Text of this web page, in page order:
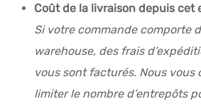
Coût de la livraison depuis cet
Si votre commande comporte
warehouse, des frais
vous sont facturés. Nous vous
limiter le nombre d’entrepôts